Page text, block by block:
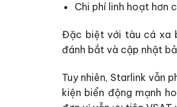
Chi phí linh hoạt hơn
Đặc biệt với tàu cá xa
đánh bắt và cập nhật
Tuy nhiên, Starlink vẫn
kiện biển động mạnh